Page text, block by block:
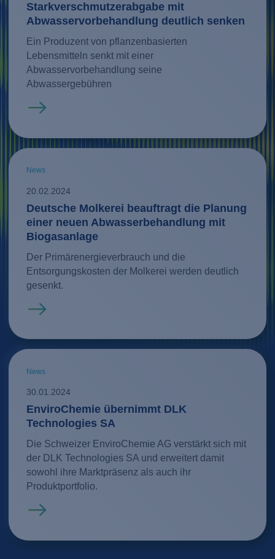
Starkverschmutzerabgabe mit
Abwasservorbehandlung deutlich senken
Ein Produzent von pflanzenbasierten
Lebensmitteln senkt mit einer
Abwasservorbehandlung seine
Abwassergebühren
Mehr erfahren
News
20.02.2024
Deutsche Molkerei beauftragt die Planung
einer neuen Abwasserbehandlung mit
Biogasanlage
Der Primärenergieverbrauch und die
Entsorgungskosten der Molkerei werden deutlich
gesenkt.
Mehr erfahren
News
30.01.2024
EnviroChemie übernimmt DLK
Technologies SA
Die Schweizer EnviroChemie AG verstärkt sich mit
der DLK Technologies SA und erweitert damit
sowohl ihre Marktpräsenz als auch ihr
Produktportfolio.
Mehr erfahren